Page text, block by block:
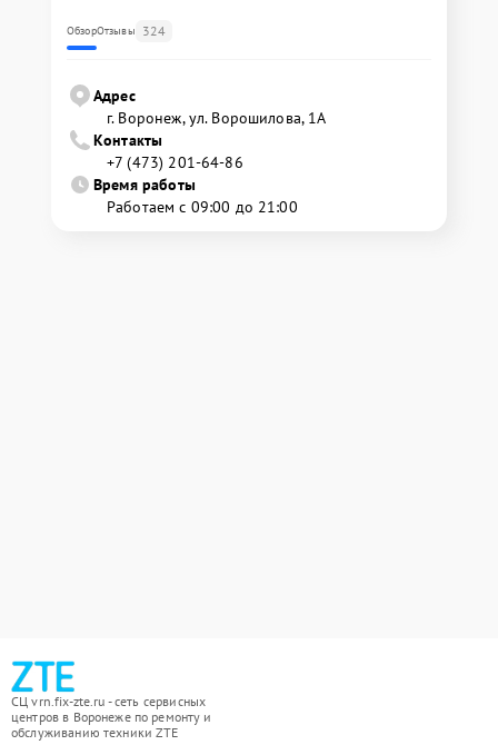
ОбзорОтзывы 324
Адрес
г. Воронеж, ул. Ворошилова, 1А
Контакты
+7 (473) 201-64-86
Время работы
Работаем с 09:00 до 21:00
СЦ vrn.fix-zte.ru - сеть сервисных
центров в Воронеже по ремонту и
обслуживанию техники ZTE